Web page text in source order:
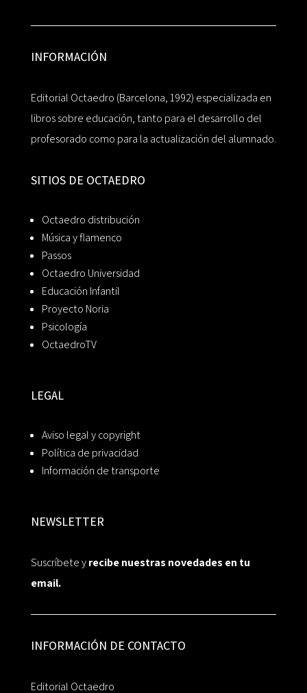
INFORMACIÓN
Editorial Octaedro (Barcelona, 1992) especializada en
libros sobre educación, tanto para el desarrollo del
profesorado como para la actualización del alumnado.
SITIOS DE OCTAEDRO
Octaedro distribución
Música y flamenco
Passos
Octaedro Universidad
Educación Infantil
Proyecto Noria
Psicología
OctaedroTV
LEGAL
Aviso legal y copyright
Política de privacidad
Información de transporte
NEWSLETTER
Suscríbete yrecibe nuestras novedades en tu
email.
INFORMACIÓN DE CONTACTO
Editorial Octaedro